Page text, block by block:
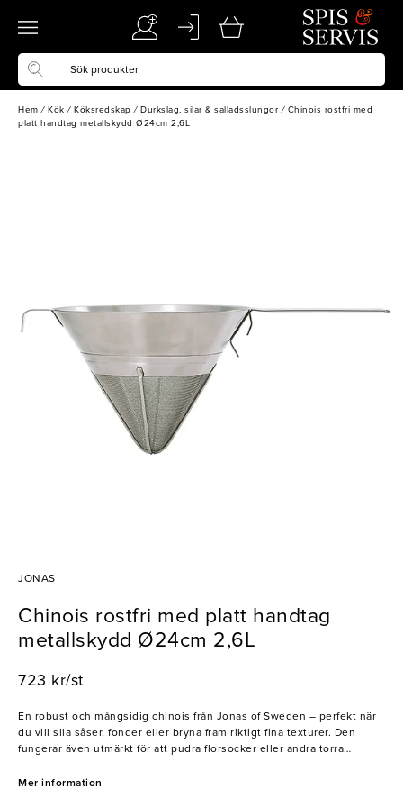
Hem / Kök / Köksredskap / Durkslag, silar & salladsslungor / Chinois rostfri med
platt handtag metallskydd Ø24cm 2,6L
JONAS
Chinois rostfri med platt handtag
metallskydd Ø24cm 2,6L
723 kr/st
En robust och mångsidig chinois från Jonas of Sweden – perfekt när
du vill sila såser, fonder eller bryna fram riktigt fina texturer. Den
fungerar även utmärkt för att pudra florsocker eller andra torra
professionellt bruk.
Mer information